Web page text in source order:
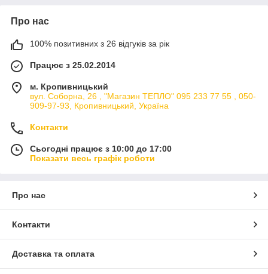
температуру приміщення і, при досягненні заданої
температури, відключає панель обігріву від електромережі.
Таким чином, виключається перевитрата електроенергії.
(Користувачі самостійно виставляють, при якій температурі
приміщення, терморегулятор відключить панель).
Про нас
100% позитивних з 26 відгуків за рік
Працює з 25.02.2014
м. Кропивницький
вул. Соборна, 26 , "Магазин ТЕПЛО" 095 233 77 55 , 050-
909-97-93, Кропивницький, Україна
Контакти
Сьогодні працює з 10:00 до 17:00
Показати весь графік роботи
Про нас
Контакти
Доставка та оплата